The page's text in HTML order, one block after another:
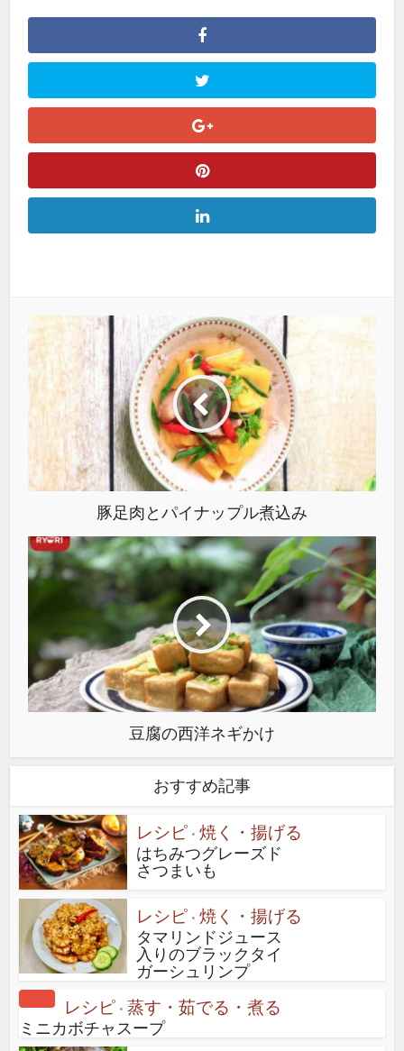
豚足肉とパイナップル煮込み
豆腐の西洋ネギかけ
おすすめ記事
レシピ • 焼く・揚げる
はちみつグレーズド
さつまいも
レシピ • 焼く・揚げる
タマリンドジュース
入りのブラックタイ
ガーシュリンプ
レシピ • 蒸す・茹でる・煮る
ミニカボチャスープ